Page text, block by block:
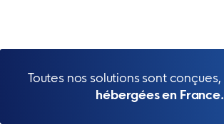
Toutes nos solutions sont conçues,
hébergées en France.